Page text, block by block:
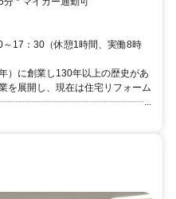
17：30（休憩1時間、実働8時
）に創業し130年以上の歴史があ
を展開し、現在は住宅リフォーム